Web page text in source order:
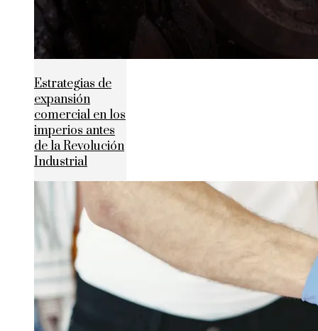
Estrategias de
expansión
comercial en los
imperios antes
de la Revolución
Industrial